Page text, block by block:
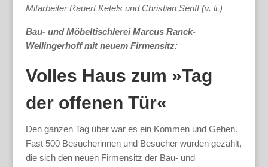
Mitarbeiter Rauert Ketels und Christian Senff (v. li.)
Bau- und Möbeltischlerei Marcus Ranck-
Wellingerhoff mit neuem Firmensitz:
Volles Haus zum »Tag
der offenen Tür«
Den ganzen Tag über war es ein Kommen und Gehen.
Fast 500 Besucherinnen und Besucher wurden gezählt,
die sich den neuen Firmensitz der Bau- und